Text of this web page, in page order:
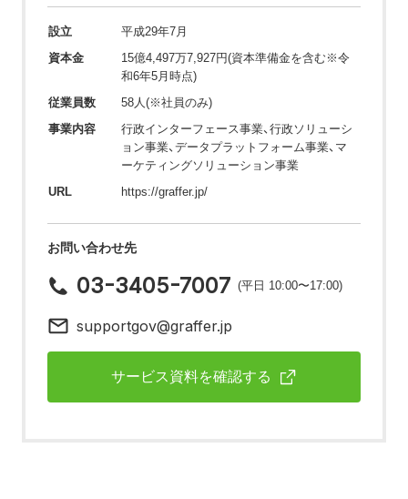
設立
平成29年7月
資本金
15億4,497万7,927円(資本準備金を含む※令
和6年5月時点)
従業員数
58人(※社員のみ)
事業内容
行政インターフェース事業、行政ソリューシ
ョン事業、データプラットフォーム事業、マ
ーケティングソリューション事業
URL
https://graffer.jp/
お問い合わせ先
03-3405-7007 (平日 10:00〜17:00)
supportgov@graffer.jp
サービス資料を確認する